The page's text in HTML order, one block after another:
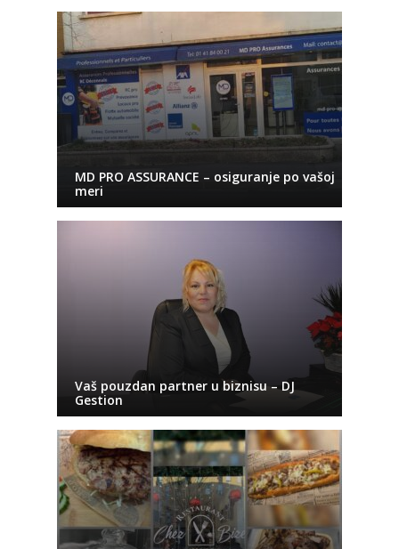
MD PRO ASSURANCE – osiguranje po vašoj
meri
Vaš pouzdan partner u biznisu – DJ
Gestion